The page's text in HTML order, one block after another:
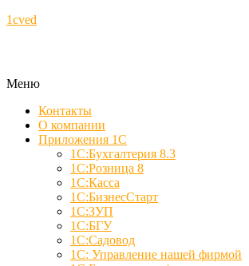
1cved
Меню
Контакты
О компании
Приложения 1С
1С:Бухгалтерия 8.3
1С:Розница 8
1С:Касса
1С:БизнесСтарт
1С:ЗУП
1С:БГУ
1С:Садовод
1С: Управление нашей фирмой